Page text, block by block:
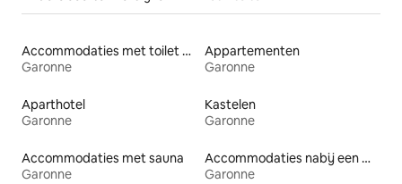
Accommodaties met toilet op toegankelijke hoogte
Garonne
Appartementen
Garonne
Aparthotel
Garonne
Kastelen
Garonne
Accommodaties met sauna
Garonne
Accommodaties nabij een meer
Garonne